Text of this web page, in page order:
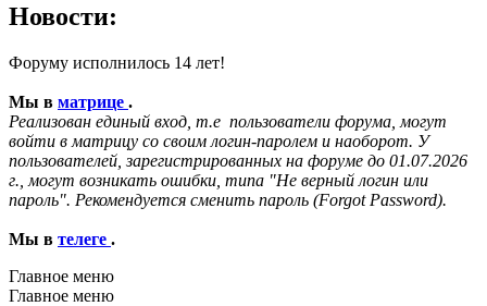
Новости:
Форуму исполнилось 14 лет!
Мы в матрице .
Реализован единый вход, т.е пользователи форума, могут
войти в матрицу со своим логин-паролем и наоборот. У
пользователей, зарегистрированных на форуме до 01.07.2026
г., могут возникать ошибки, типа "Не верный логин или
пароль". Рекомендуется сменить пароль (Forgot Password).
Мы в телеге .
Главное меню
Главное меню